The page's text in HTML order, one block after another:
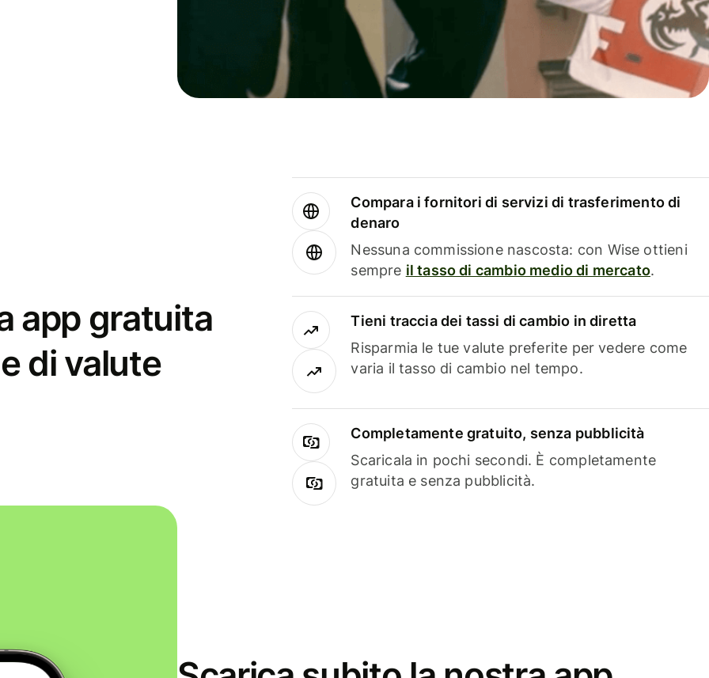
app gratuita
di valute
Compara i fornitori di servizi di trasferimento di
denaro
Nessuna commissione nascosta: con Wise ottieni
sempre il tasso di cambio medio di mercato.
Tieni traccia dei tassi di cambio in diretta
Risparmia le tue valute preferite per vedere come
varia il tasso di cambio nel tempo.
Completamente gratuito, senza pubblicità
Scaricala in pochi secondi. È completamente
gratuita e senza pubblicità.